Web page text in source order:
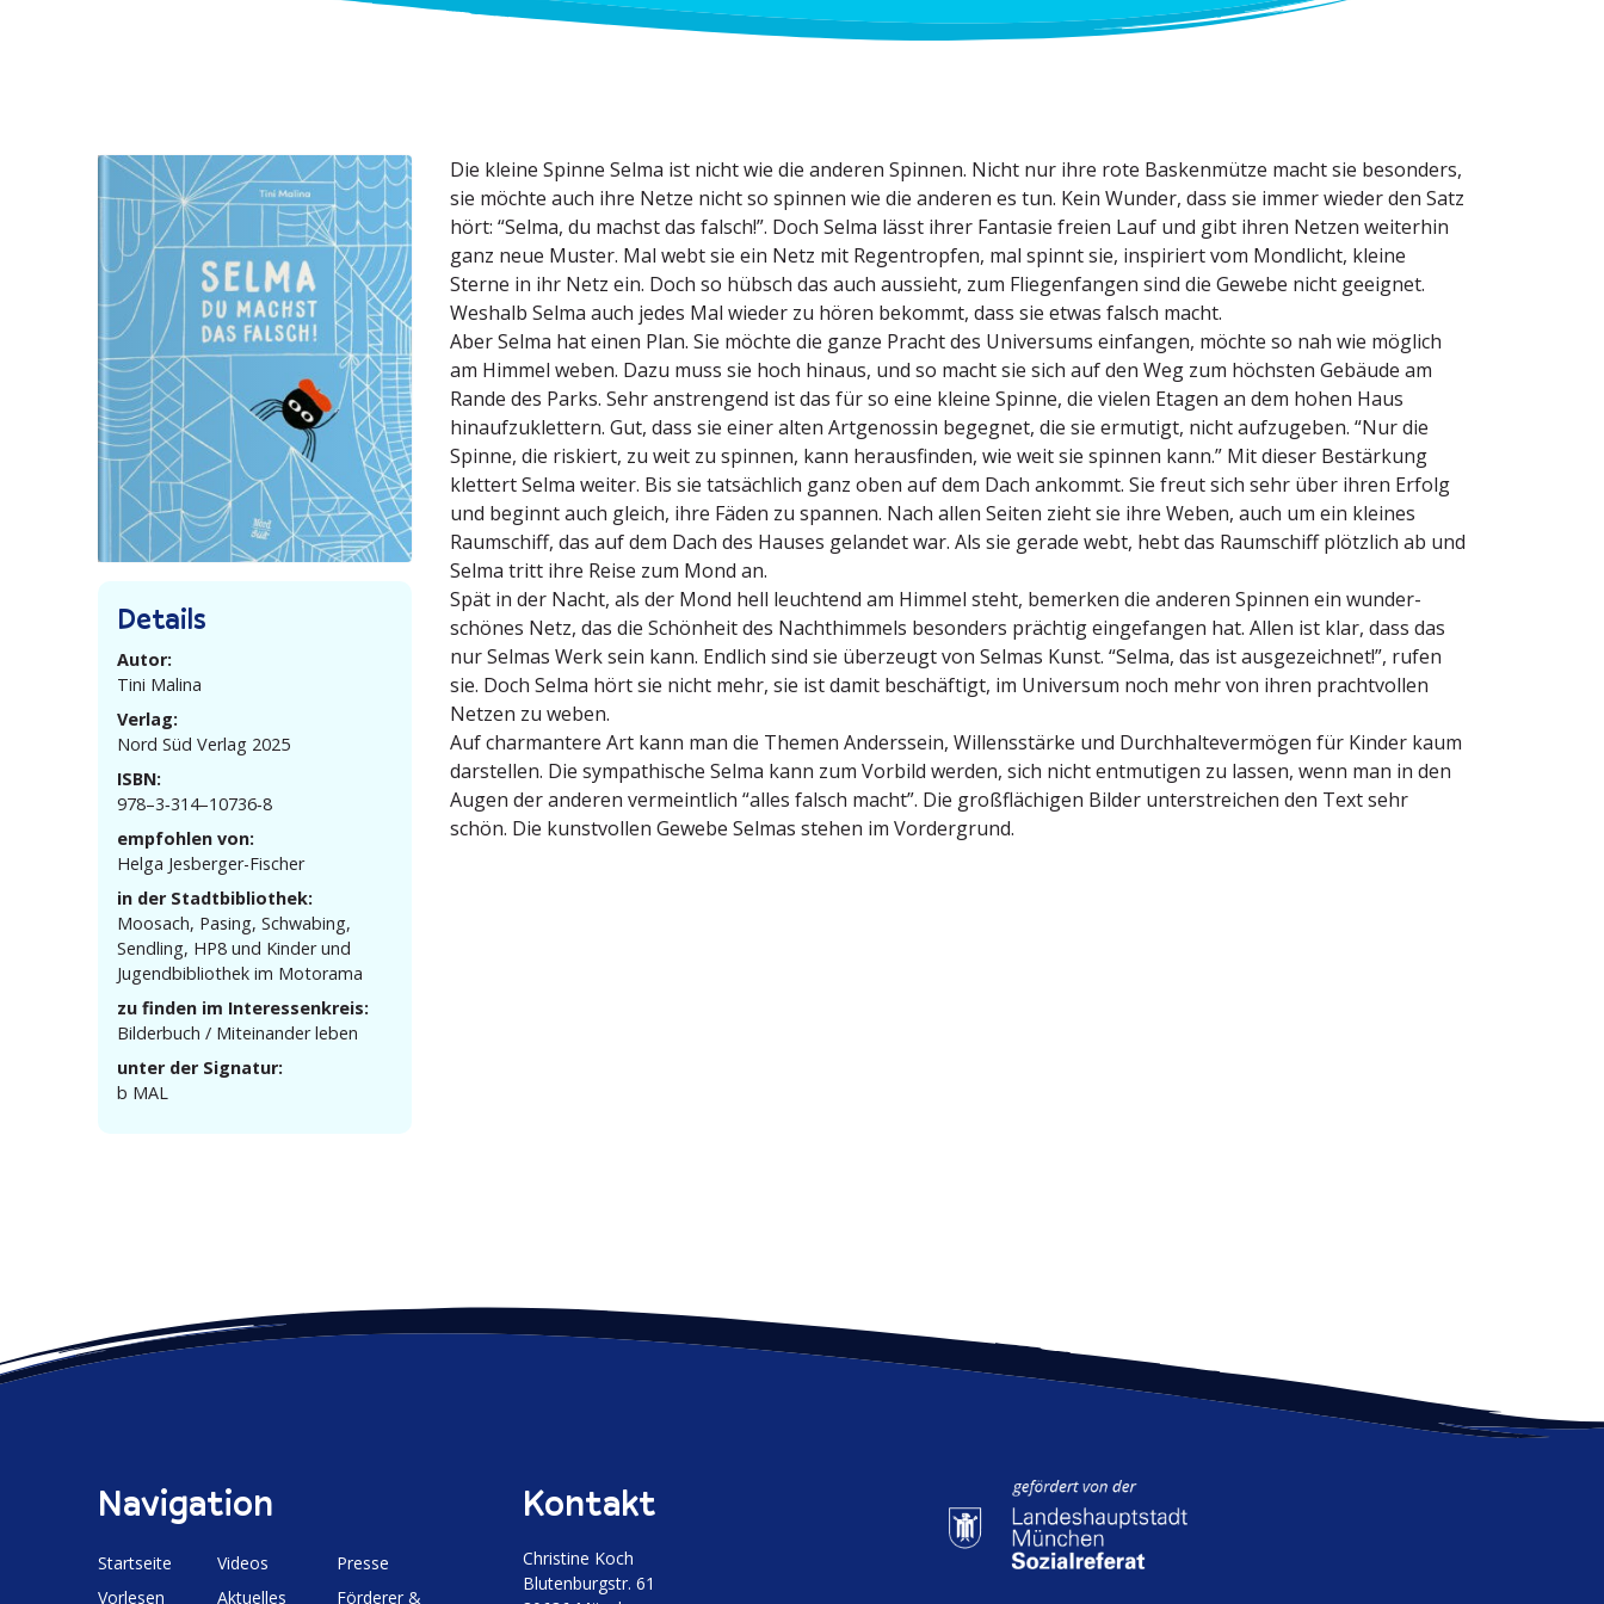
Details
Autor:
Tini Malina
Verlag:
Nord Süd Verlag 2025
ISBN:
978–3‑314–10736‑8
empfohlen von:
Helga Jesberger-Fischer
in der Stadtbibliothek:
Moosach, Pasing, Schwabing,
Sendling, HP8 und Kinder und
Jugend­bi­bliothek im Motorama
zu finden im Interessenkreis:
Bilderbuch / Mitein­ander leben
unter der Signatur:
b MAL
Die kleine Spinne Selma ist nicht wie die anderen Spinnen. Nicht nur ihre rote Basken­mütze macht sie besonders,
sie möchte auch ihre Netze nicht so spinnen wie die anderen es tun. Kein Wunder, dass sie immer wieder den Satz
hört: “Selma, du machst das falsch!”. Doch Selma lässt ihrer Fantasie freien Lauf und gibt ihren Netzen weiterhin
ganz neue Muster. Mal webt sie ein Netz mit Regen­tropfen, mal spinnt sie, inspi­riert vom Mondlicht, kleine
Sterne in ihr Netz ein. Doch so hübsch das auch aussieht, zum Fliegen­fangen sind die Gewebe nicht geeignet.
Weshalb Selma auch jedes Mal wieder zu hören bekommt, dass sie etwas falsch macht.
Aber Selma hat einen Plan. Sie möchte die ganze Pracht des Universums einfangen, möchte so nah wie möglich
am Himmel weben. Dazu muss sie hoch hinaus, und so macht sie sich auf den Weg zum höchsten Gebäude am
Rande des Parks. Sehr anstrengend ist das für so eine kleine Spinne, die vielen Etagen an dem hohen Haus
hinauf­zu­klettern. Gut, dass sie einer alten Artge­nossin begegnet, die sie ermutigt, nicht aufzu­geben. “Nur die
Spinne, die riskiert, zu weit zu spinnen, kann heraus­finden, wie weit sie spinnen kann.” Mit dieser Bestärkung
klettert Selma weiter. Bis sie tatsächlich ganz oben auf dem Dach ankommt. Sie freut sich sehr über ihren Erfolg
und beginnt auch gleich, ihre Fäden zu spannen. Nach allen Seiten zieht sie ihre Weben, auch um ein kleines
Raumschiff, das auf dem Dach des Hauses gelandet war. Als sie gerade webt, hebt das Raumschiff plötzlich ab und
Selma tritt ihre Reise zum Mond an.
Spät in der Nacht, als der Mond hell leuchtend am Himmel steht, bemerken die anderen Spinnen ein wunder­
schönes Netz, das die Schönheit des Nacht­himmels besonders prächtig einge­fangen hat. Allen ist klar, dass das
nur Selmas Werk sein kann. Endlich sind sie überzeugt von Selmas Kunst. “Selma, das ist ausge­zeichnet!”, rufen
sie. Doch Selma hört sie nicht mehr, sie ist damit beschäftigt, im Universum noch mehr von ihren pracht­vollen
Netzen zu weben.
Auf charmantere Art kann man die Themen Anderssein, Willens­stärke und Durch­hal­te­ver­mögen für Kinder kaum
darstellen. Die sympa­thische Selma kann zum Vorbild werden, sich nicht entmu­tigen zu lassen, wenn man in den
Augen der anderen vermeintlich “alles falsch macht”. Die großflä­chigen Bilder unter­streichen den Text sehr
schön. Die kunst­vollen Gewebe Selmas stehen im Vordergrund.
Navigation
Start­seite
Vorlesen
Videos
Aktuelles
Presse
Förderer &
Kontakt
Christine Koch
Bluten­burgstr. 61